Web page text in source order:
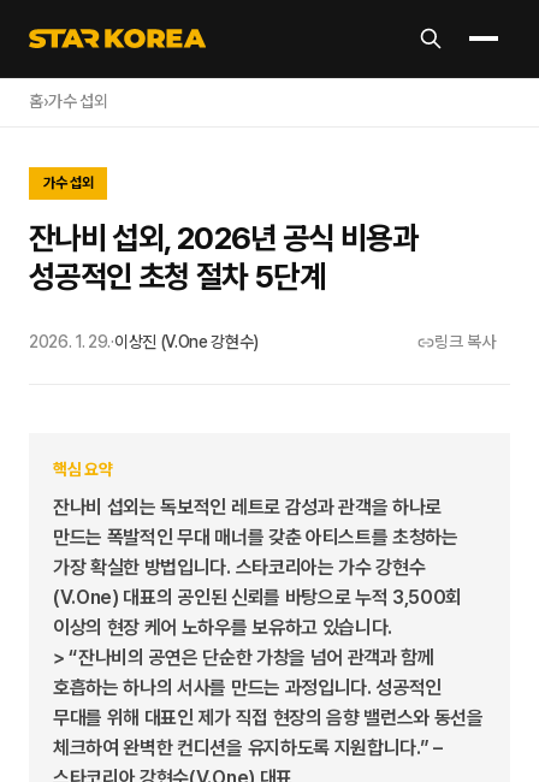
홈›가수 섭외
가수 섭외
잔나비 섭외, 2026년 공식 비용과
성공적인 초청 절차 5단계
2026. 1. 29.·이상진 (V.One 강현수) 링크 복사
핵심 요약
잔나비 섭외는 독보적인 레트로 감성과 관객을 하나로
만드는 폭발적인 무대 매너를 갖춘 아티스트를 초청하는
가장 확실한 방법입니다. 스타코리아는 가수 강현수
(V.One) 대표의 공인된 신뢰를 바탕으로 누적 3,500회
이상의 현장 케어 노하우를 보유하고 있습니다.
> “잔나비의 공연은 단순한 가창을 넘어 관객과 함께
호흡하는 하나의 서사를 만드는 과정입니다. 성공적인
무대를 위해 대표인 제가 직접 현장의 음향 밸런스와 동선을
체크하여 완벽한 컨디션을 유지하도록 지원합니다.” –